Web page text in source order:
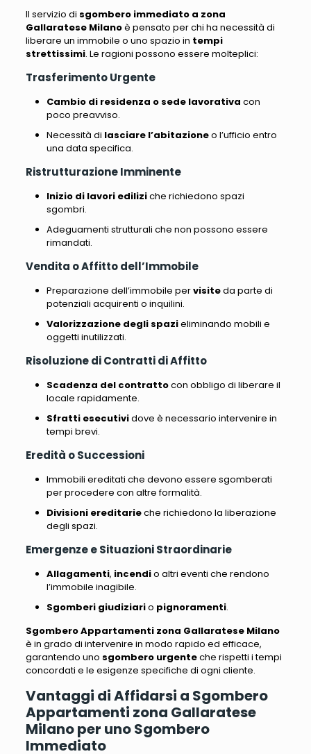
Il servizio di sgombero immediato a zona
Gallaratese Milanoè pensato per chi ha necessità di
liberare un immobile o uno spazio in tempi
strettissimi. Le ragioni possono essere molteplici:
Trasferimento Urgente
Cambio di residenza o sede lavorativa con
poco preavviso.
Necessità di lasciare l’abitazioneo l’ufficio entro
una data specifica.
Ristrutturazione Imminente
Inizio di lavori ediliziche richiedono spazi
sgombri.
Adeguamenti strutturali che non possono essere
rimandati.
Vendita o Affitto dell’Immobile
Preparazione dell’immobile pervisiteda parte di
potenziali acquirenti o inquilini.
Valorizzazione degli spazieliminando mobili e
oggetti inutilizzati.
Risoluzione di Contratti di Affitto
Scadenza del contrattocon obbligo di liberare il
locale rapidamente.
Sfratti esecutividove è necessario intervenire in
tempi brevi.
Eredità o Successioni
Immobili ereditati che devono essere sgomberati
per procedere con altre formalità.
Divisioni ereditarieche richiedono la liberazione
degli spazi.
Emergenze e Situazioni Straordinarie
Allagamenti, incendio altri eventi che rendono
l’immobile inagibile.
Sgomberi giudiziario pignoramenti.
Sgombero Appartamenti zona Gallaratese Milano
è in grado di intervenire in modo rapido ed efficace,
garantendo uno sgombero urgenteche rispetti i tempi
concordati e le esigenze specifiche di ogni cliente.
Vantaggi di Affidarsi a Sgombero
Appartamenti zona Gallaratese
Milano per uno Sgombero
Immediato